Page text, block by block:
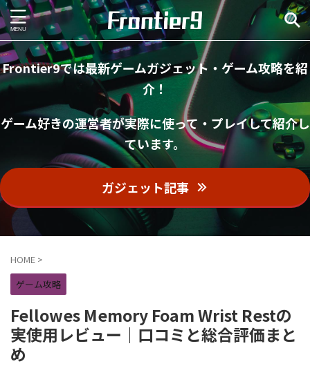
Frontier9では最新ゲームガジェット・ゲーム攻略を紹
介！
ゲーム好きの運営者が実際に使って・プレイして紹介し
ています。
ガジェット記事
HOME >
ゲーム攻略
Fellowes Memory Foam Wrist Restの
実使用レビュー｜口コミと総合評価まと
め